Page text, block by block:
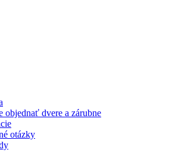
objednať dvere a zárubne
otázky